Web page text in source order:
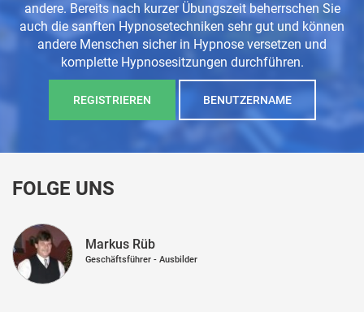
andere. Bereits nach kurzer Übungszeit beherrschen Sie
auch die sanften Hypnosetechniken sehr gut und können
andere Menschen sicher in Hypnose versetzen und
komplette Hypnosesitzungen durchführen.
REGISTRIEREN BENUTZERNAME
FOLGE UNS
Markus Rüb
Geschäftsführer - Ausbilder